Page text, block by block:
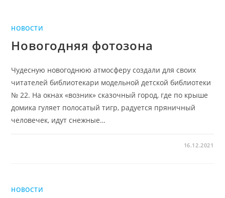
НОВОСТИ
Новогодняя фотозона
Чудесную новогоднюю атмосферу создали для своих
читателей библиотекари модельной детской библиотеки
№ 22. На окнах «возник» сказочный город, где по крыше
домика гуляет полосатый тигр, радуется пряничный
человечек, идут снежные…
16.12.2021
НОВОСТИ